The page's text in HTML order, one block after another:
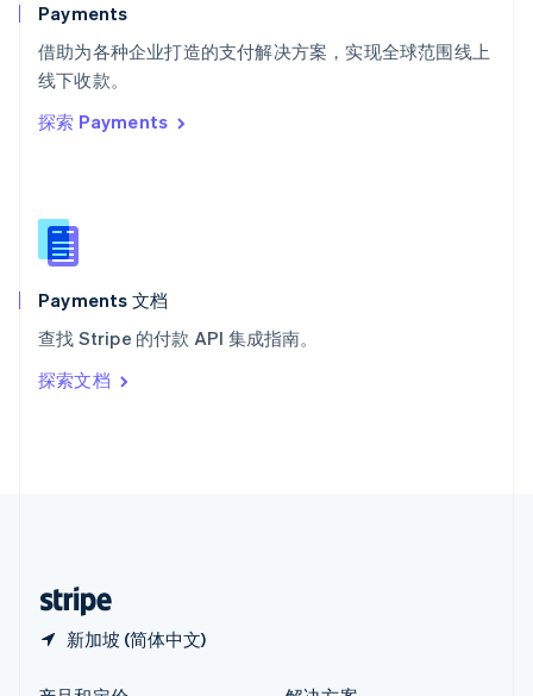
Payments
借助为各种企业打造的支付解决方案，实现全球范围线上
线下收款。
探索 Payments
Payments 文档
查找 Stripe 的付款 API 集成指南。
探索文档
新加坡 (简体中文)
泰国
ไทยEnglish
希腊
English
西班牙
新西兰
English
匈牙利
English
ItalianoEnglish
印度
English